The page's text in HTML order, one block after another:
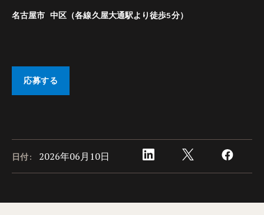
名古屋市 中区（各線久屋大通駅より徒歩5分）
応募する
日付: 2026年06月10日